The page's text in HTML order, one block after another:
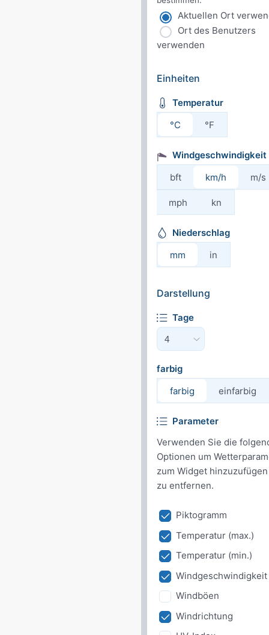
Aktuellen Ort
Ort des Benutzers
verwenden
Einheiten
Temperatur
°C
°F
Windgeschwindigkeit
bft
km/h m/s
mph kn
Niederschlag
mm
in
Darstellung
Tage
farbig
farbig
einfarbig
Parameter
Verwenden Sie die
Optionen um
zum Widget
zu entfernen.
Piktogramm
Temperatur (max.)
Temperatur (min.)
Windgeschwindigkeit
Windböen
Windrichtung